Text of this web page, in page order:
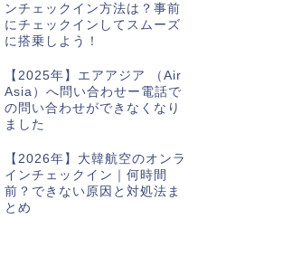
ンチェックイン方法は？事前
にチェックインしてスムーズ
に搭乗しよう！
【2025年】エアアジア （Air
Asia）へ問い合わせー電話で
の問い合わせができなくなり
ました
【2026年】大韓航空のオンラ
インチェックイン｜何時間
前？できない原因と対処法ま
とめ